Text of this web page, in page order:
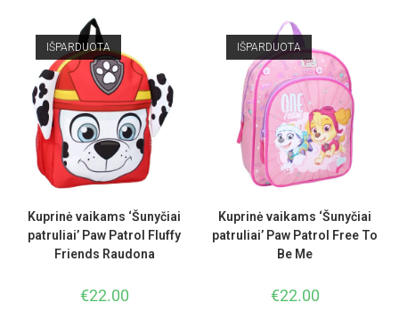
IŠPARDUOTA
Kuprinė vaikams ‘Šunyčiai
patruliai’ Paw Patrol Fluffy
Friends Raudona
€22.00
IŠPARDUOTA
Kuprinė vaikams ‘Šunyčiai
patruliai’ Paw Patrol Free To
Be Me
€22.00